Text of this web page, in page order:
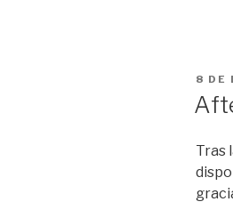
8 DE
Tras